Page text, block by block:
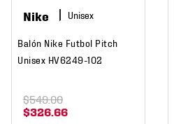
Nike
Balón Nike Futbol Pitch
Unisex HV6249-102
$326.66
$549.00